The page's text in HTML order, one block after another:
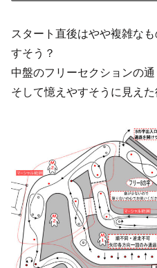
スタート直後はやや複雑な
すそう？
中盤のフリーセクションの
そして憶えやすそうに見え